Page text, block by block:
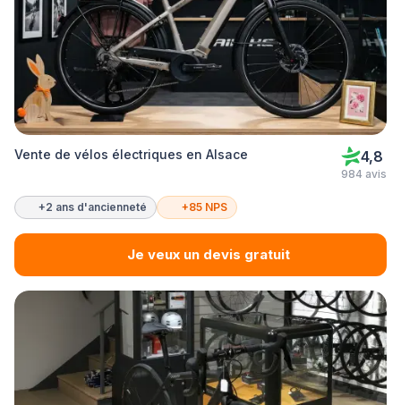
Vente de vélos électriques en Alsace 4,8
984 avis
+2 ans d'ancienneté +85 NPS
Je veux un devis gratuit